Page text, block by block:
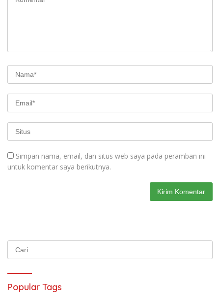
Simpan nama, email, dan situs web saya pada peramban ini
untuk komentar saya berikutnya.
Cari
untuk:
Popular Tags